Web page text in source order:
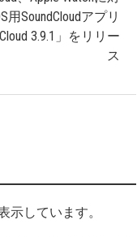
用SoundCloudアプリ
3.9.1」をリリー
ス
示しています。